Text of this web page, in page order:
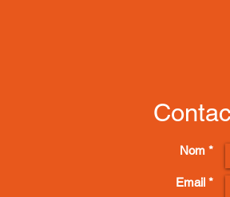
Nom *
Email *